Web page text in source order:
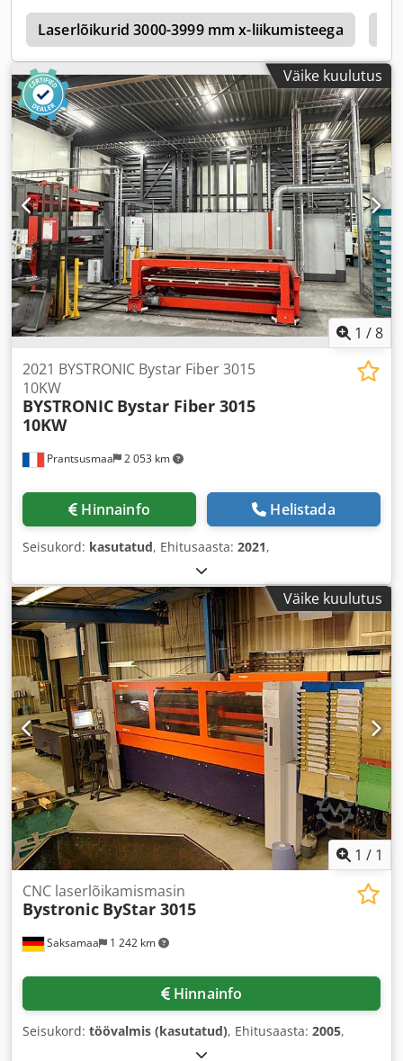
Laserlõikurid 3000-3999 mm x-liikumisteega
Väike kuulutus
1 /8
Prantsusmaa 2 053 km
2021 BYSTRONIC Bystar Fiber 3015
10KW
BYSTRONIC Bystar Fiber 3015
10KW
Hinnainfo Helistada
Seisukord: kasutatud, Ehitusaasta: 2021,
Väike kuulutus
1 / 1
Saksamaa 1 242 km
CNC laserlõikamismasin
Bystronic ByStar 3015
Hinnainfo
Seisukord: töövalmis (kasutatud), Ehitusaasta: 2005,